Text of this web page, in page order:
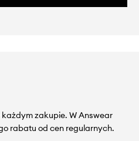
zakupie. W Answear
rabatu od cen regularnych.